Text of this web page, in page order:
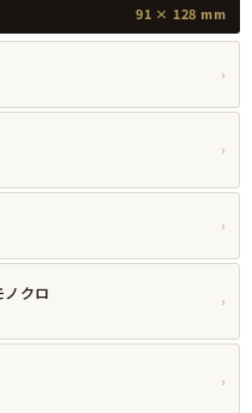
91 × 128 mm
›
›
›
ノクロ ›
›